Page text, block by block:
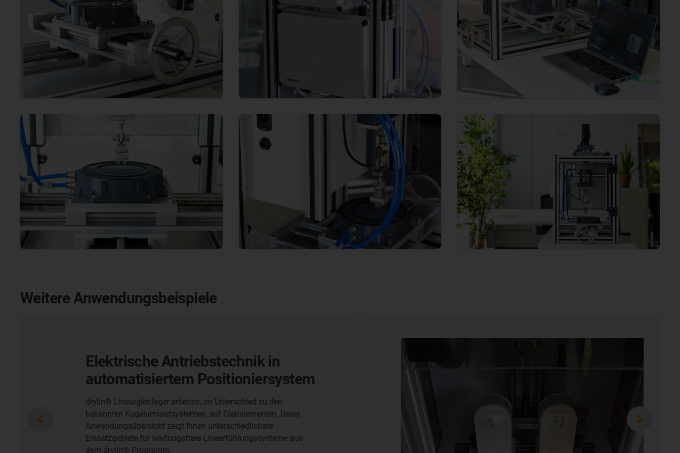
Weitere Anwendungsbeispiele
Linearachse für präzise, spielfreie
Biegeprüfvorrichtung für
Schweißnähte
Für seine Biegeprüfvorrichtungen für Schweißnähte setzt die
Munsch Kunststoff-Schweißtechnik GmbH auf schmierfreie
Linearachsen und Linearlager aus unserem drylin-
Produktprogramm. Die Prüfvorrichtung war Teil eines
Praxisprojekts von Auszubildenden des Unternehmens. Das